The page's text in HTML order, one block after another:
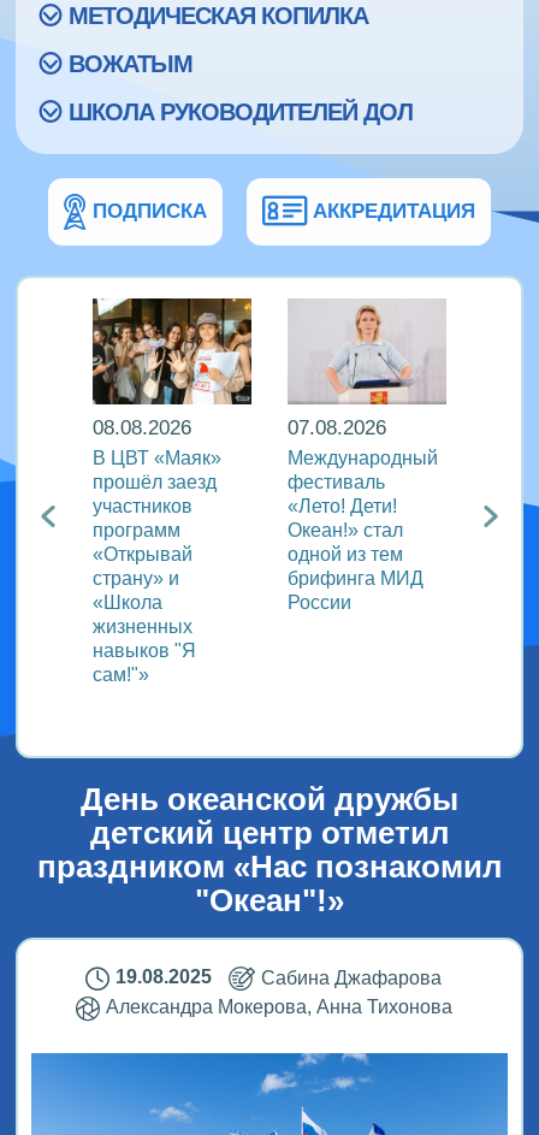
МЕТОДИЧЕСКАЯ КОПИЛКА
ВОЖАТЫМ
ШКОЛА РУКОВОДИТЕЛЕЙ ДОЛ
ПОДПИСКА АККРЕДИТАЦИЯ
за
08.08.2026
В ЦВТ «Маяк»
прошёл заезд
участников
программ
«Открывай
страну» и
«Школа
жизненных
навыков "Я
сам!"»
07.08.2026
Международный
фестиваль
«Лето! Дети!
Океан!» стал
одной из тем
брифинга МИД
России
мир
День океанской дружбы
детский центр отметил
праздником «Нас познакомил
"Океан"!»
19.08.2025
Сабина Джафарова
Александра Мокерова, Анна Тихонова